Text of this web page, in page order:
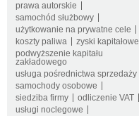
prawa autorskie
samochód służbowy
użytkowanie na prywatne cele
koszty paliwa
zyski kapitałowe
podwyższenie kapitału
zakładowego
usługa pośrednictwa sprzedaży
samochody osobowe
siedziba firmy
odliczenie VAT
usługi noclegowe